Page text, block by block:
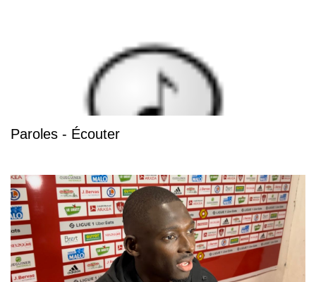
Paroles - Écouter